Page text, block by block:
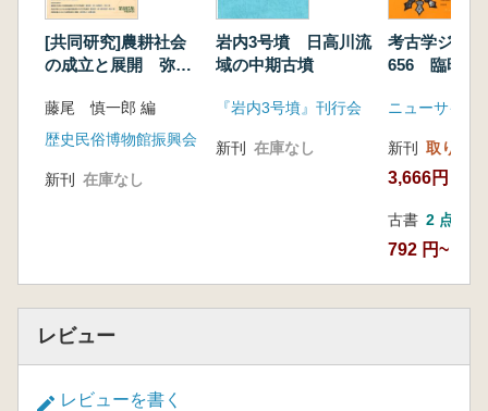
[共同研究]農耕社会
の成立と展開 弥生
藤尾 慎一郎 編
歴史民俗博物館振興会
新刊 在庫なし
岩内3号墳 日高川流
域の中期古墳
『岩内3号墳』刊行会
新刊 在庫なし
考古学ジャ
656 臨時
学会の動向
ニューサイエ
新刊 取り寄せ
3,666円
古書 2 点
792 円~
レビュー
レビューを書く